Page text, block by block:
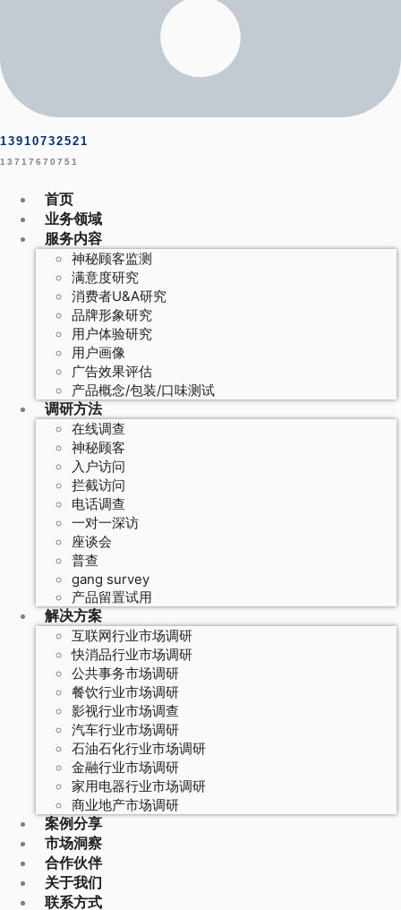
13910732521
13717670751
首页
业务领域
服务内容
神秘顾客监测
满意度研究
消费者U&A研究
品牌形象研究
用户体验研究
用户画像
广告效果评估
产品概念/包装/口味测试
调研方法
在线调查
神秘顾客
入户访问
拦截访问
电话调查
一对一深访
座谈会
普查
gang survey
产品留置试用
解决方案
互联网行业市场调研
快消品行业市场调研
公共事务市场调研
餐饮行业市场调研
影视行业市场调查
汽车行业市场调研
石油石化行业市场调研
金融行业市场调研
家用电器行业市场调研
商业地产市场调研
案例分享
市场洞察
合作伙伴
关于我们
联系方式